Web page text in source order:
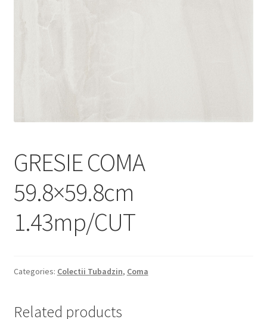
Magazin
Plată
GRESIE COMA
59.8×59.8cm
1.43mp/CUT
Categories: Colectii Tubadzin, Coma
Related products